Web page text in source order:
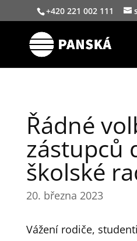
+420 221 002 111
Řádné
zástupců
školské
20. března 2023
Vážení rodiče,